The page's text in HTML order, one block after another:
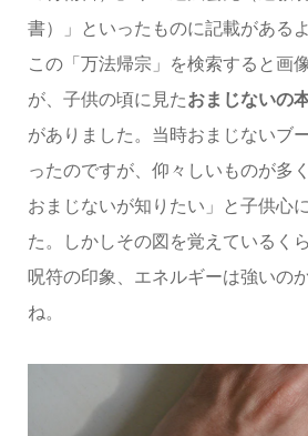
書）」といったものに記載がある
この「万法帰宗」を検索すると画
が、子供の頃に見たおまじないの
がありました。当時おまじないブ
ったのですが、仰々しいものが多
おまじないが知りたい」と子供心
た。しかしその図を覚えているく
呪符の印象、エネルギーは強いの
ね。